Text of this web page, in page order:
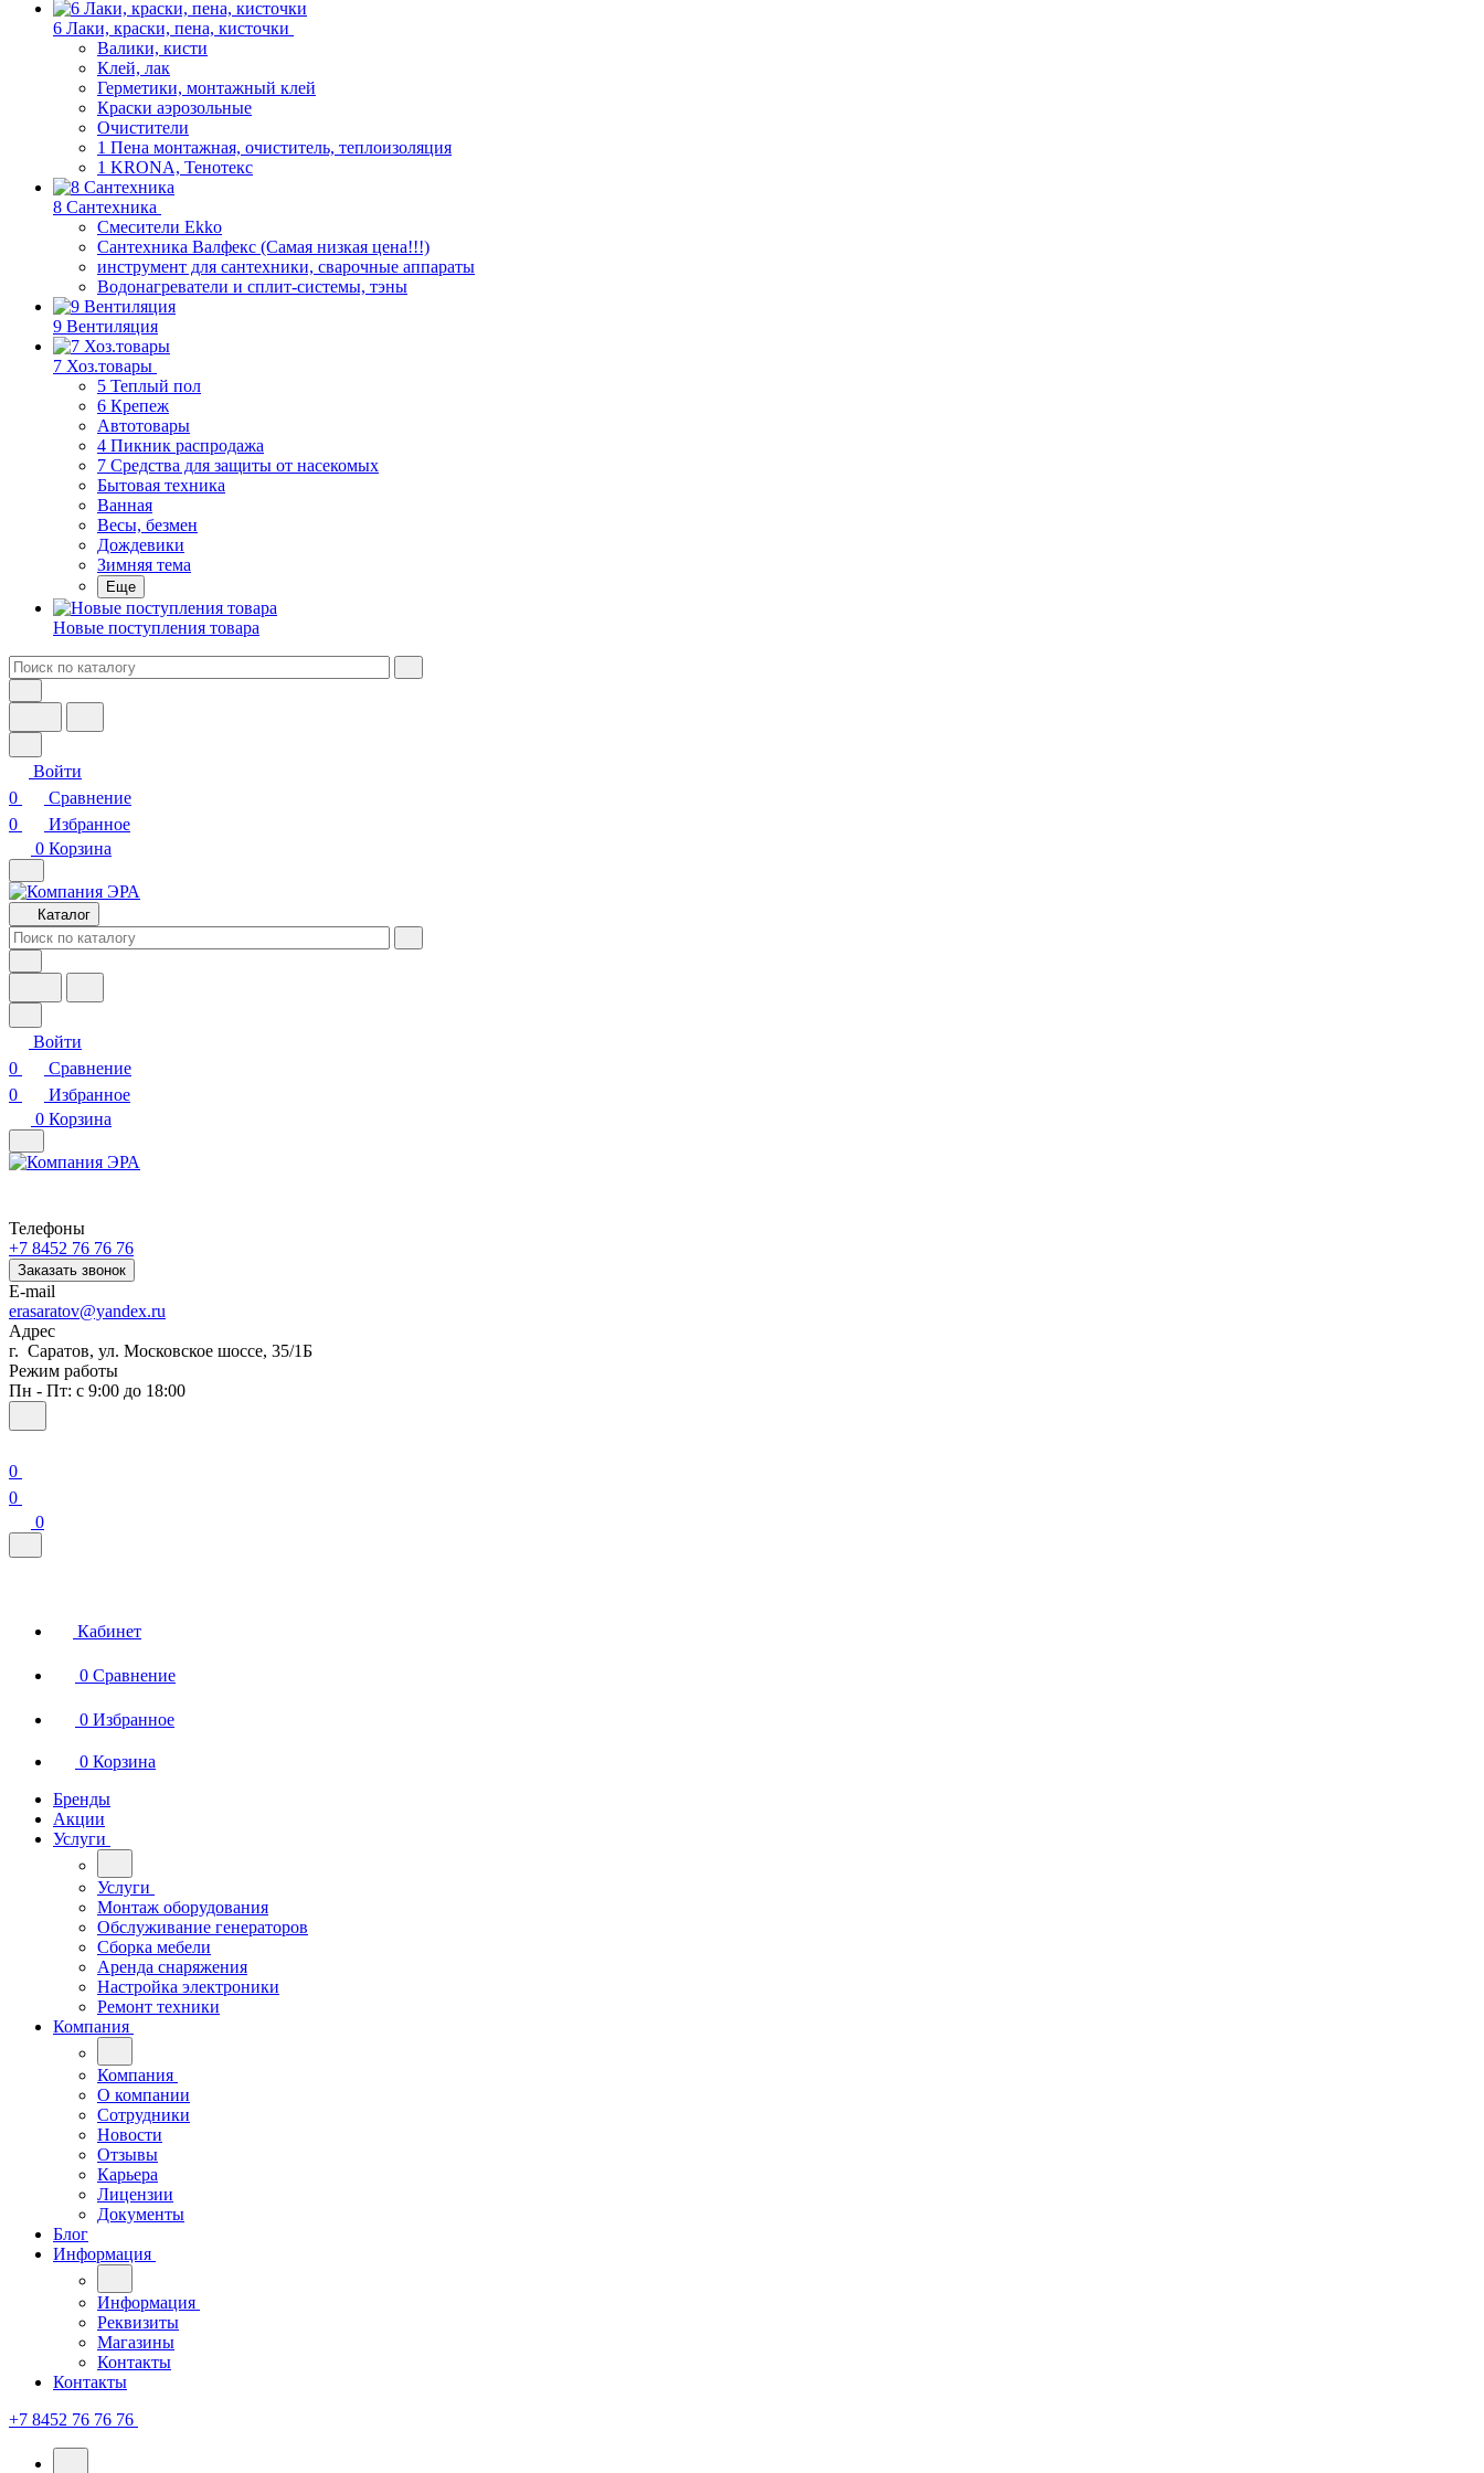
6 Лаки, краски, пена, кисточки
Валики, кисти
Клей, лак
Герметики, монтажный клей
Краски аэрозольные
Очистители
1 Пена монтажная, очиститель, теплоизоляция
1 KRONA, Тенотекс
8 Сантехника
Смесители Ekko
Сантехника Валфекс (Самая низкая цена!!!)
инструмент для сантехники, сварочные аппараты
Водонагреватели и сплит-системы, тэны
9 Вентиляция
7 Хоз.товары
5 Теплый пол
6 Крепеж
Автотовары
4 Пикник распродажа
7 Средства для защиты от насекомых
Бытовая техника
Ванная
Весы, безмен
Дождевики
Зимняя тема
Еще
Новые поступления товара
Войти
0
Сравнение
0
Избранное
0 Корзина
Каталог
Войти
0
Сравнение
0
Избранное
0 Корзина
Телефоны
+7 8452 76 76 76
Заказать звонок
E-mail
erasaratov@yandex.ru
Адрес
г. Саратов, ул. Московское шоссе, 35/1Б
Режим работы
Пн - Пт: с 9:00 до 18:00
0
0
0
Кабинет
0 Сравнение
0 Избранное
0 Корзина
Бренды
Акции
Услуги
Услуги
Монтаж оборудования
Обслуживание генераторов
Сборка мебели
Аренда снаряжения
Настройка электроники
Ремонт техники
Компания
Компания
О компании
Сотрудники
Новости
Отзывы
Карьера
Лицензии
Документы
Блог
Информация
Информация
Реквизиты
Магазины
Контакты
Контакты
+7 8452 76 76 76